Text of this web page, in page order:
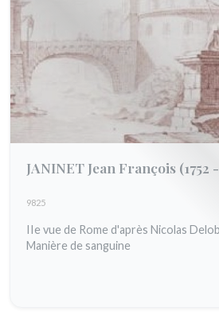
JANINET Jean François (1752
9825
IIe vue de Rome d'après Nicolas
Manière de sanguine